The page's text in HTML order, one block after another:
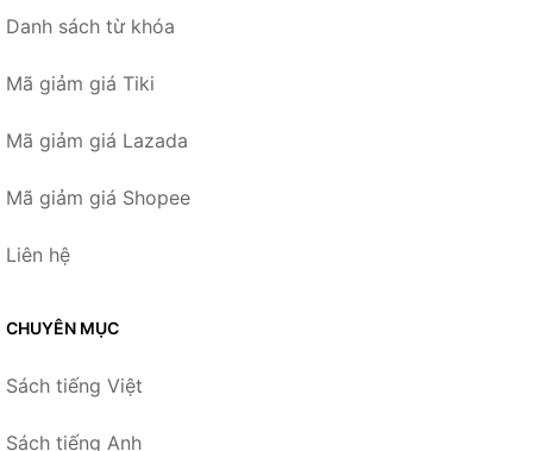
Danh sách từ khóa
Mã giảm giá Tiki
Mã giảm giá Lazada
Mã giảm giá Shopee
Liên hệ
CHUYÊN MỤC
Sách tiếng Việt
Sách tiếng Anh